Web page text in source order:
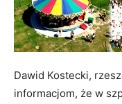
Dawid Kostecki,
informacjom, że w